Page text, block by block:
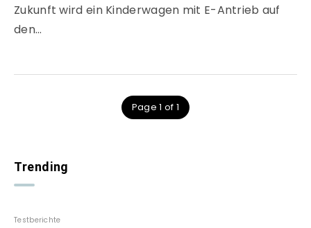
Zukunft wird ein Kinderwagen mit E-Antrieb auf
den…
Page 1 of 1
Trending